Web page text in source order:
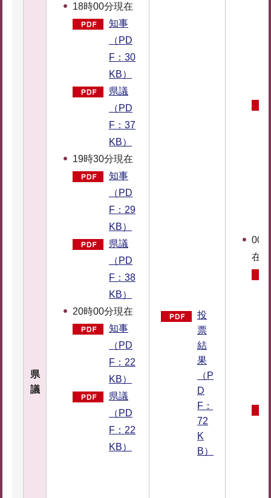
18時00分現在
知事
（PD
F：30
KB）
県議
（PD
F：37
KB）
19時30分現在
知事
（PD
F：29
KB）
県議
（PD
F：38
KB）
20時00分現在
知事
（PD
F：22
KB）
県議
（PD
F：22
KB）
県
議
投
票
結
果
（P
D
F：
72
K
B）
00
在